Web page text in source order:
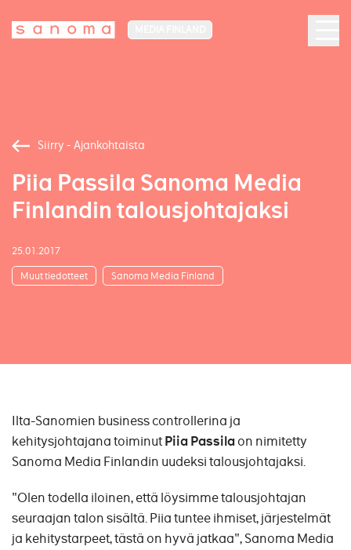
Siirry - Ajankohtaista
Piia Passila Sanoma Media
Finlandin talousjohtajaksi
25.01.2017
Muut tiedotteet Sanoma Media Finland
Ilta-Sanomien business controllerina ja
kehitysjohtajana toiminutPiia Passilaon nimitetty
Sanoma Media Finlandin uudeksi talousjohtajaksi.
"Olen todella iloinen, että löysimme talousjohtajan
seuraajan talon sisältä. Piia tuntee ihmiset, järjestelmät
ja kehitystarpeet, tästä on hyvä jatkaa", Sanoma Media